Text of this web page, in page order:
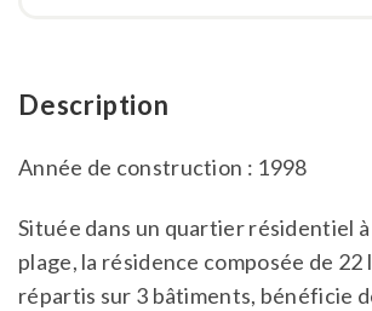
Description
Année de construction : 1998
Située dans un quartier résidentiel à
plage, la résidence composée de 22
répartis sur 3 bâtiments, bénéficie